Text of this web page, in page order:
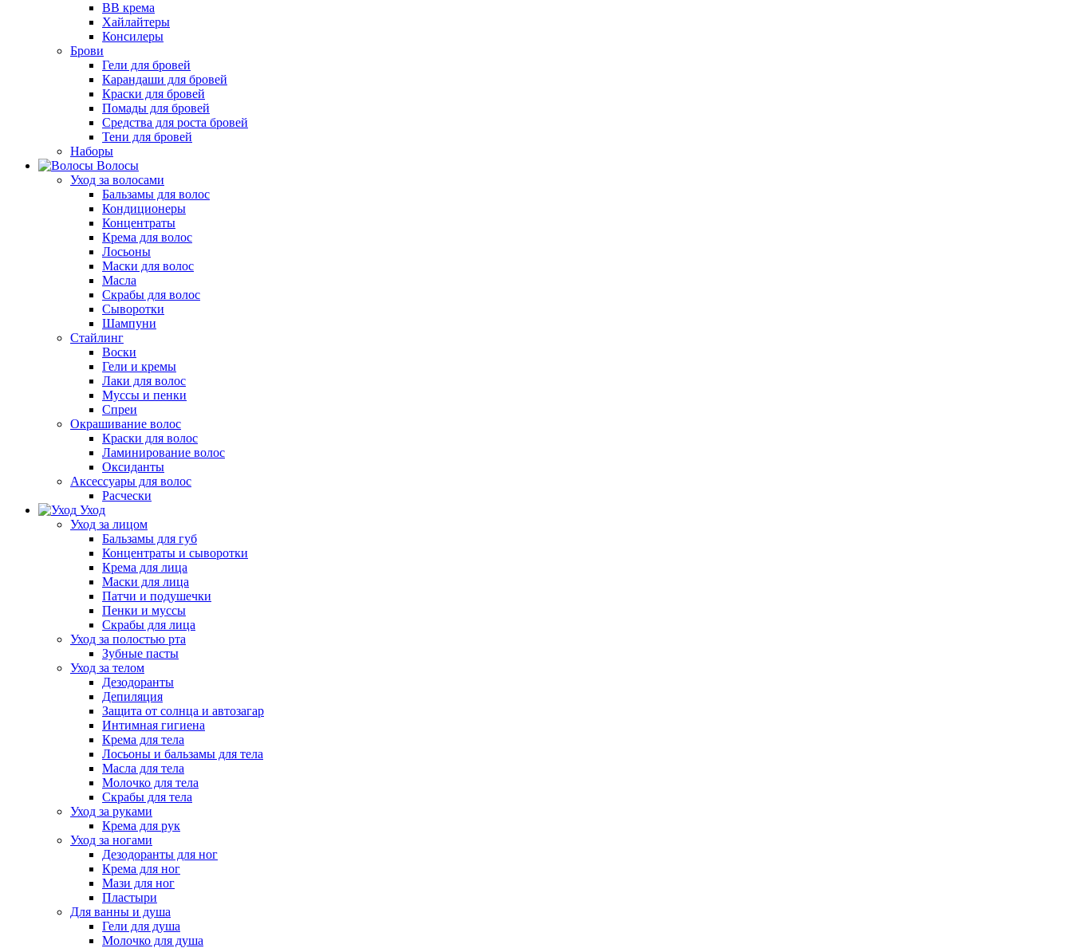
BB крема
Хайлайтеры
Консилеры
Брови
Гели для бровей
Карандаши для бровей
Краски для бровей
Помады для бровей
Средства для роста бровей
Тени для бровей
Наборы
Волосы
Уход за волосами
Бальзамы для волос
Кондиционеры
Концентраты
Крема для волос
Лосьоны
Маски для волос
Масла
Скрабы для волос
Сыворотки
Шампуни
Стайлинг
Воски
Гели и кремы
Лаки для волос
Муссы и пенки
Спреи
Окрашивание волос
Краски для волос
Ламинирование волос
Оксиданты
Аксессуары для волос
Расчески
Уход
Уход за лицом
Бальзамы для губ
Концентраты и сыворотки
Крема для лица
Маски для лица
Патчи и подушечки
Пенки и муссы
Скрабы для лица
Уход за полостью рта
Зубные пасты
Уход за телом
Дезодоранты
Депиляция
Защита от солнца и автозагар
Интимная гигиена
Крема для тела
Лосьоны и бальзамы для тела
Масла для тела
Молочко для тела
Скрабы для тела
Уход за руками
Крема для рук
Уход за ногами
Дезодоранты для ног
Крема для ног
Мази для ног
Пластыри
Для ванны и душа
Гели для душа
Молочко для душа